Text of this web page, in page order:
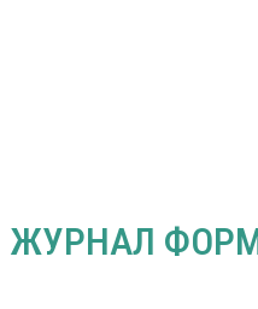
ЖУРНАЛ